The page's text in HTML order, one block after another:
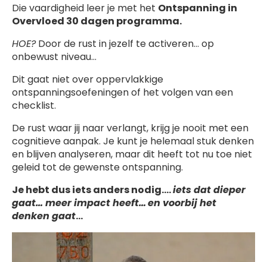
Die vaardigheid leer je met het Ontspanning in
Overvloed 30 dagen programma.
HOE?Door de rust in jezelf te activeren… op
onbewust niveau…
Dit gaat niet over oppervlakkige
ontspanningsoefeningen of het volgen van een
checklist.
De rust waar jij naar verlangt, krijg je nooit met een
cognitieve aanpak. Je kunt je helemaal stuk denken
en blijven analyseren, maar dit heeft tot nu toe niet
geleid tot de gewenste ontspanning.
Je hebt dus iets anders nodig….iets dat dieper
gaat… meer impact heeft…en voorbij het
denken gaat…